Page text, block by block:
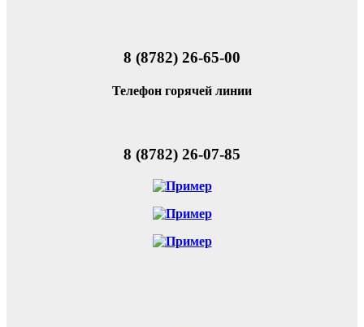
8 (8782) 26-65-00
Телефон горячей линии
8 (8782) 26-07-85